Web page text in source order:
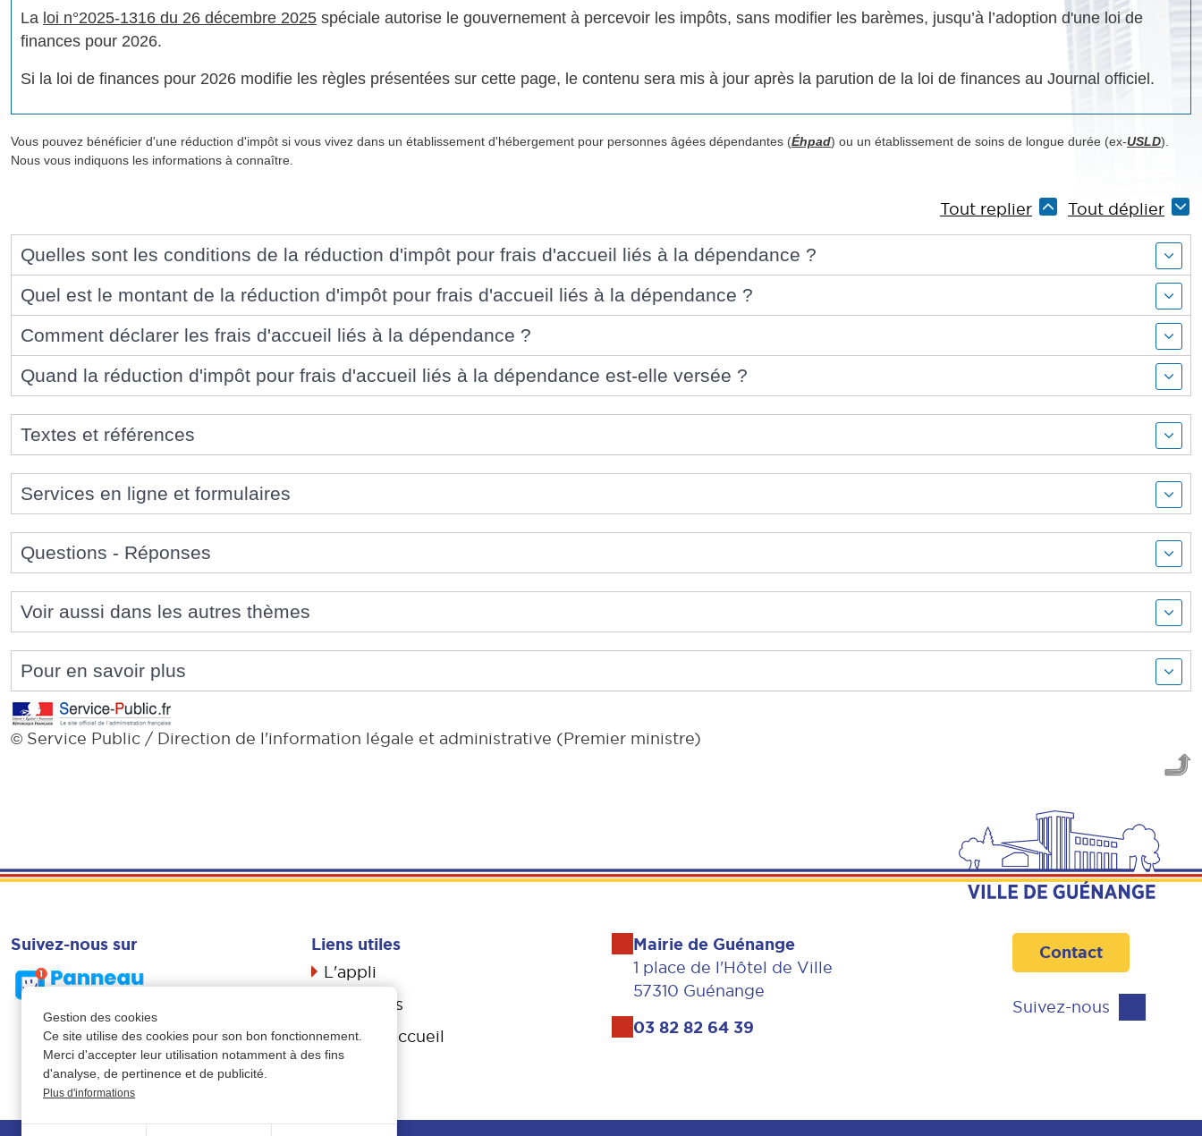
Gestion des cookies
Ce site utilise des cookies pour son bon fonctionnement.
Merci d'accepter leur utilisation notamment à des fins
d'analyse, de pertinence et de publicité.
Plus d'informations
La loi n°2025-1316 du 26 décembre 2025 spéciale autorise le gouvernement à percevoir les impôts, sans modifier les barèmes, jusqu’à l’adoption d'une loi de
finances pour 2026.
Si la loi de finances pour 2026 modifie les règles présentées sur cette page, le contenu sera mis à jour après la parution de la loi de finances au Journal officiel.
Vous pouvez bénéficier d'une réduction d'impôt si vous vivez dans un établissement d'hébergement pour personnes âgées dépendantes (Éhpad) ou un établissement de soins de longue durée (ex-USLD).
Nous vous indiquons les informations à connaître.
Tout replier Tout déplier
Quelles sont les conditions de la réduction d'impôt pour frais d'accueil liés à la dépendance ?
Quel est le montant de la réduction d'impôt pour frais d'accueil liés à la dépendance ?
Comment déclarer les frais d'accueil liés à la dépendance ?
Quand la réduction d'impôt pour frais d'accueil liés à la dépendance est-elle versée ?
Textes et références
Services en ligne et formulaires
Questions - Réponses
Voir aussi dans les autres thèmes
Pour en savoir plus
© Service Public / Direction de l'information légale et administrative (Premier ministre)
Suivez-nous sur Liens utiles
L'appli
Actualités
Livret d’accueil
Mairie de Guénange
1 place de l'Hôtel de Ville
57310 Guénange
03 82 82 64 39
Contact
Suivez-nous